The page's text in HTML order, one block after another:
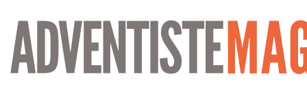
Aller
contenu